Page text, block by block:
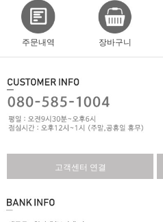
주문내역 장바구니
고객센터 연결